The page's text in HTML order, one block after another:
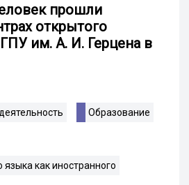
прошли
открытого
им. А. И. Герцена в
Образование
языка как иностранного